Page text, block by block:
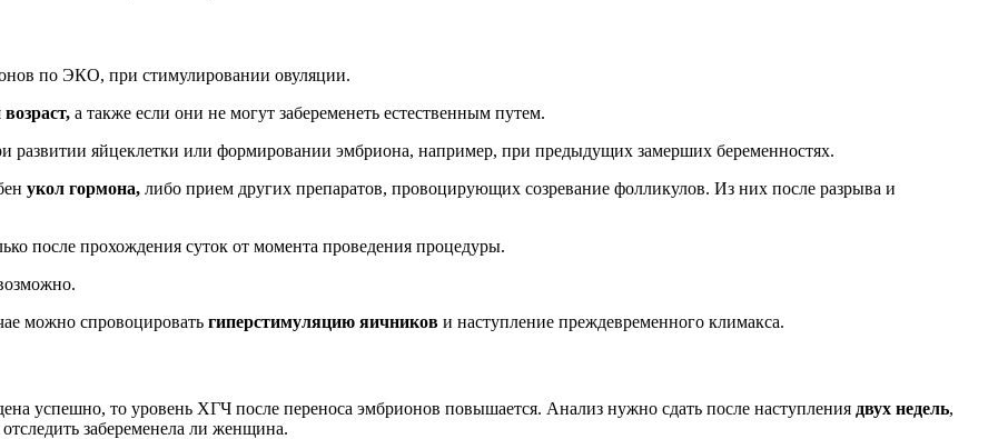
по ЭКО, при стимулировании овуляции.
а также если они не могут забеременеть естественным путем.
развитии яйцеклетки или формировании эмбриона, например, при предыдущих замерших беременностях.
укол гормона, либо прием других препаратов, провоцирующих созревание фолликулов. Из них после разрыва и
после прохождения суток от момента проведения процедуры.
можно спровоцировать гиперстимуляцию яичников и наступление преждевременного климакса.
успешно, то уровень ХГЧ после переноса эмбрионов повышается. Анализ нужно сдать после наступления двух недель,
забеременела ли женщина.